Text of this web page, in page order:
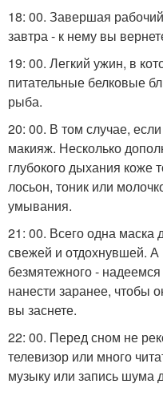
18: 00. Завершая
завтра - к нему вы
19: 00. Легкий ужин, в
питательные белковые
рыба.
20: 00. В том случае,
макияж. Несколько
глубокого дыхания коже
лосьон, тоник или
умывания.
21: 00. Всего одна маска
свежей и отдохнувшей.
безмятежного -
нанести заранее, чтобы
вы заснете.
22: 00. Перед сном не
телевизор или много
музыку или запись шума